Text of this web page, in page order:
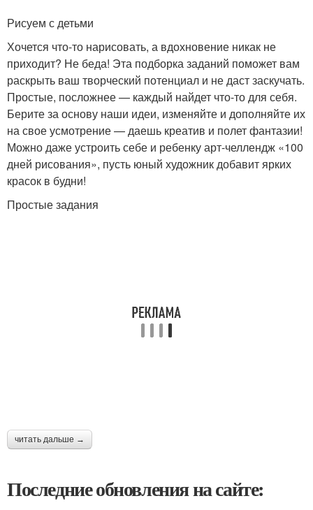
Рисуем с детьми
Хочется что-то нарисовать, а вдохновение никак не
приходит? Не беда! Эта подборка заданий поможет вам
раскрыть ваш творческий потенциал и не даст заскучать.
Простые, посложнее — каждый найдет что-то для себя.
Берите за основу наши идеи, изменяйте и дополняйте их
на свое усмотрение — даешь креатив и полет фантазии!
Можно даже устроить себе и ребенку арт-челлендж «100
дней рисования», пусть юный художник добавит ярких
красок в будни!
Простые задания
читать дальше →
Последние обновления на сайте: